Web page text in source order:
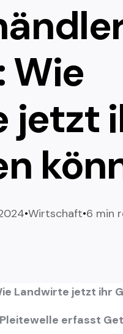
Wie
jetzt
Wirtschaft 6 min
Landwirte jetzt ihr
erfasst